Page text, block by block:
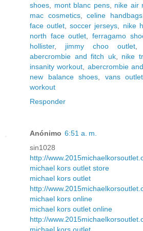
shoes
mont blanc pens, nike air
mac cosmetics, celine handbags
face outlet ,soccer jerseys nike
north face outlet ,ferragamo
hollister, jimmy choo outlet
abercrombie and fitch uk, nike
insanity workout
abercrombie
new balance shoes
vans outlet
workout
Responder
Anónimo 6:51 a. m.
sin1028
http://
michael kors outlet store
michael kors outlet
http://
michael kors online
michael kors outlet online
http://
michael kors outlet